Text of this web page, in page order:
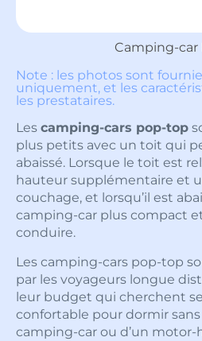
Camping-car
Note : les photos sont
uniquement, et les
les prestataires.
Les camping-cars pop-top
plus petits avec un toit qui
abaissé. Lorsque le toit est
hauteur supplémentaire et
couchage, et lorsqu’il est
camping-car plus compact
conduire.
Les camping-cars pop-top
par les voyageurs longue
leur budget qui cherchent
confortable pour dormir sans
camping-car ou d’un motor-